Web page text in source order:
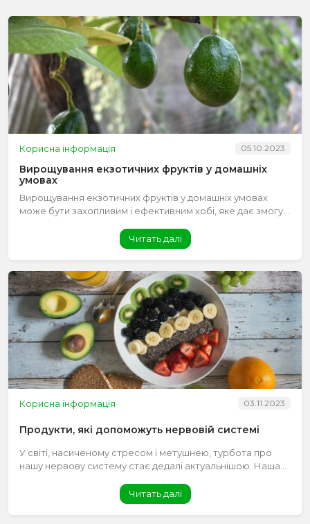
Корисна інформація 05.10.2023
Вирощування екзотичних фруктів у домашніх
умовах
Вирощування екзотичних фруктів у домашніх умовах
може бути захопливим і ефективним хобі, яке дає змогу...
Читать далі
Корисна інформація 03.11.2023
Продукти, які допоможуть нервовій системі
У світі, насиченому стресом і метушнею, турбота про
нашу нервову систему стає дедалі актуальнішою. Наша...
Читать далі